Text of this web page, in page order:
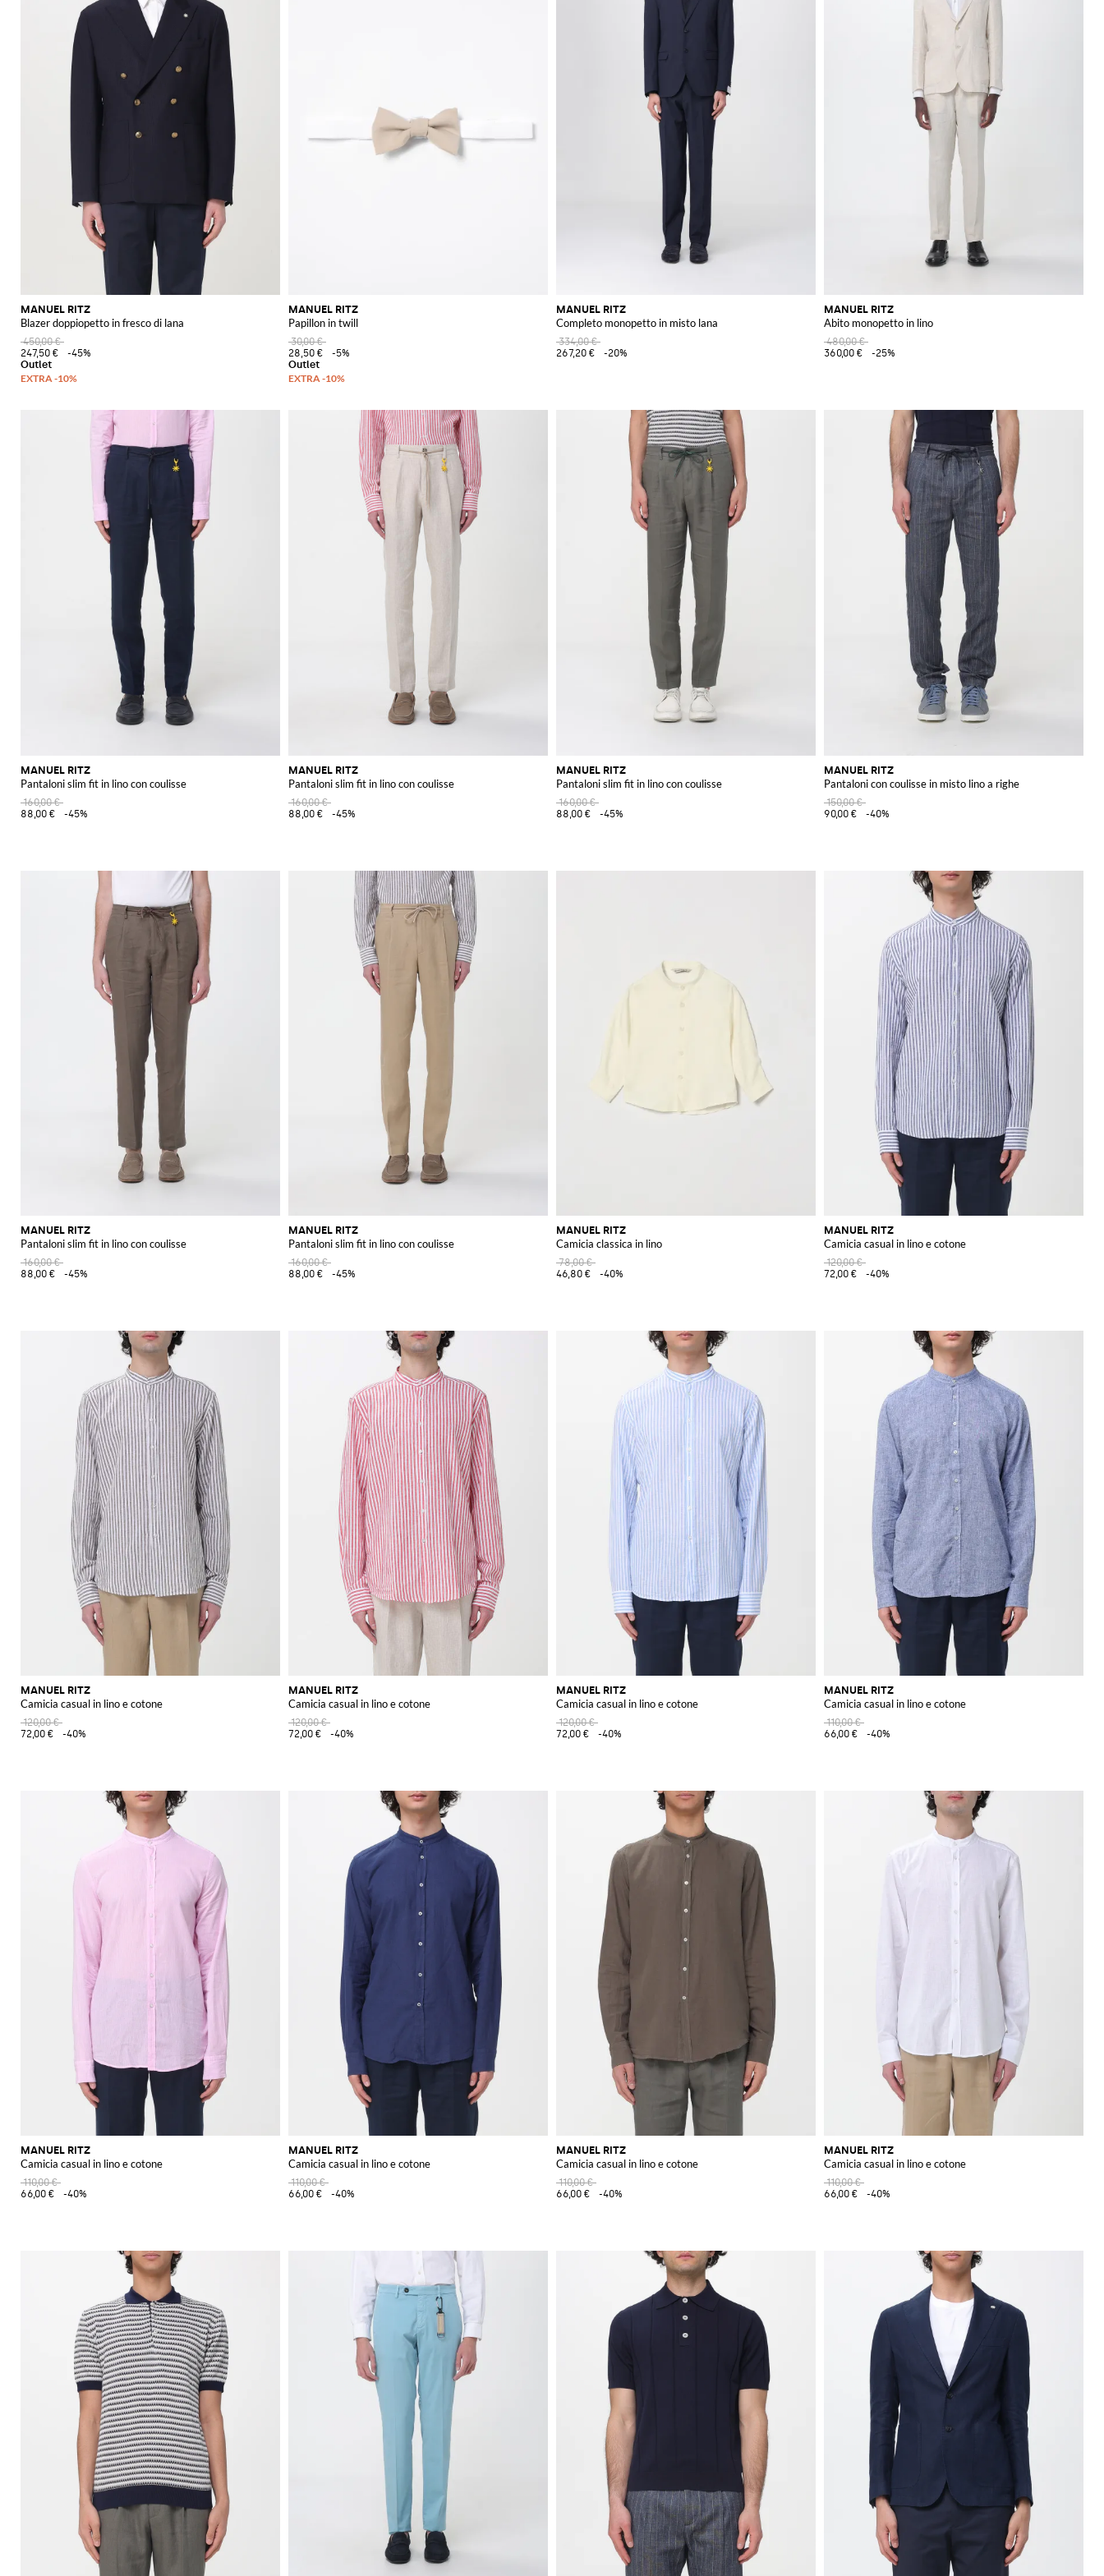
MANUEL RITZ
Blazer doppiopetto in fresco di lana
450,00 €
247,50 €
-45%
MANUEL RITZ
Papillon in twill
30,00 €
28,50 €
-5%
MANUEL RITZ
Completo monopetto in misto lana
334,00 €
267,20 €
-20%
MANUEL RITZ
Abito monopetto in lino
480,00 €
360,00 €
-25%
MANUEL RITZ
Pantaloni slim fit in lino con coulisse
160,00 €
88,00 €
-45%
MANUEL RITZ
Pantaloni slim fit in lino con coulisse
160,00 €
88,00 €
-45%
MANUEL RITZ
Pantaloni slim fit in lino con coulisse
160,00 €
88,00 €
-45%
MANUEL RITZ
Pantaloni con coulisse in misto lino a righe
150,00 €
90,00 €
-40%
MANUEL RITZ
Pantaloni slim fit in lino con coulisse
160,00 €
88,00 €
-45%
MANUEL RITZ
Pantaloni slim fit in lino con coulisse
160,00 €
88,00 €
-45%
MANUEL RITZ
Camicia classica in lino
78,00 €
46,80 €
-40%
MANUEL RITZ
Camicia casual in lino e cotone
120,00 €
72,00 €
-40%
MANUEL RITZ
Camicia casual in lino e cotone
120,00 €
72,00 €
-40%
MANUEL RITZ
Camicia casual in lino e cotone
120,00 €
72,00 €
-40%
MANUEL RITZ
Camicia casual in lino e cotone
120,00 €
72,00 €
-40%
MANUEL RITZ
Camicia casual in lino e cotone
110,00 €
66,00 €
-40%
MANUEL RITZ
Camicia casual in lino e cotone
110,00 €
66,00 €
-40%
MANUEL RITZ
Camicia casual in lino e cotone
110,00 €
66,00 €
-40%
MANUEL RITZ
Camicia casual in lino e cotone
110,00 €
66,00 €
-40%
MANUEL RITZ
Camicia casual in lino e cotone
110,00 €
66,00 €
-40%